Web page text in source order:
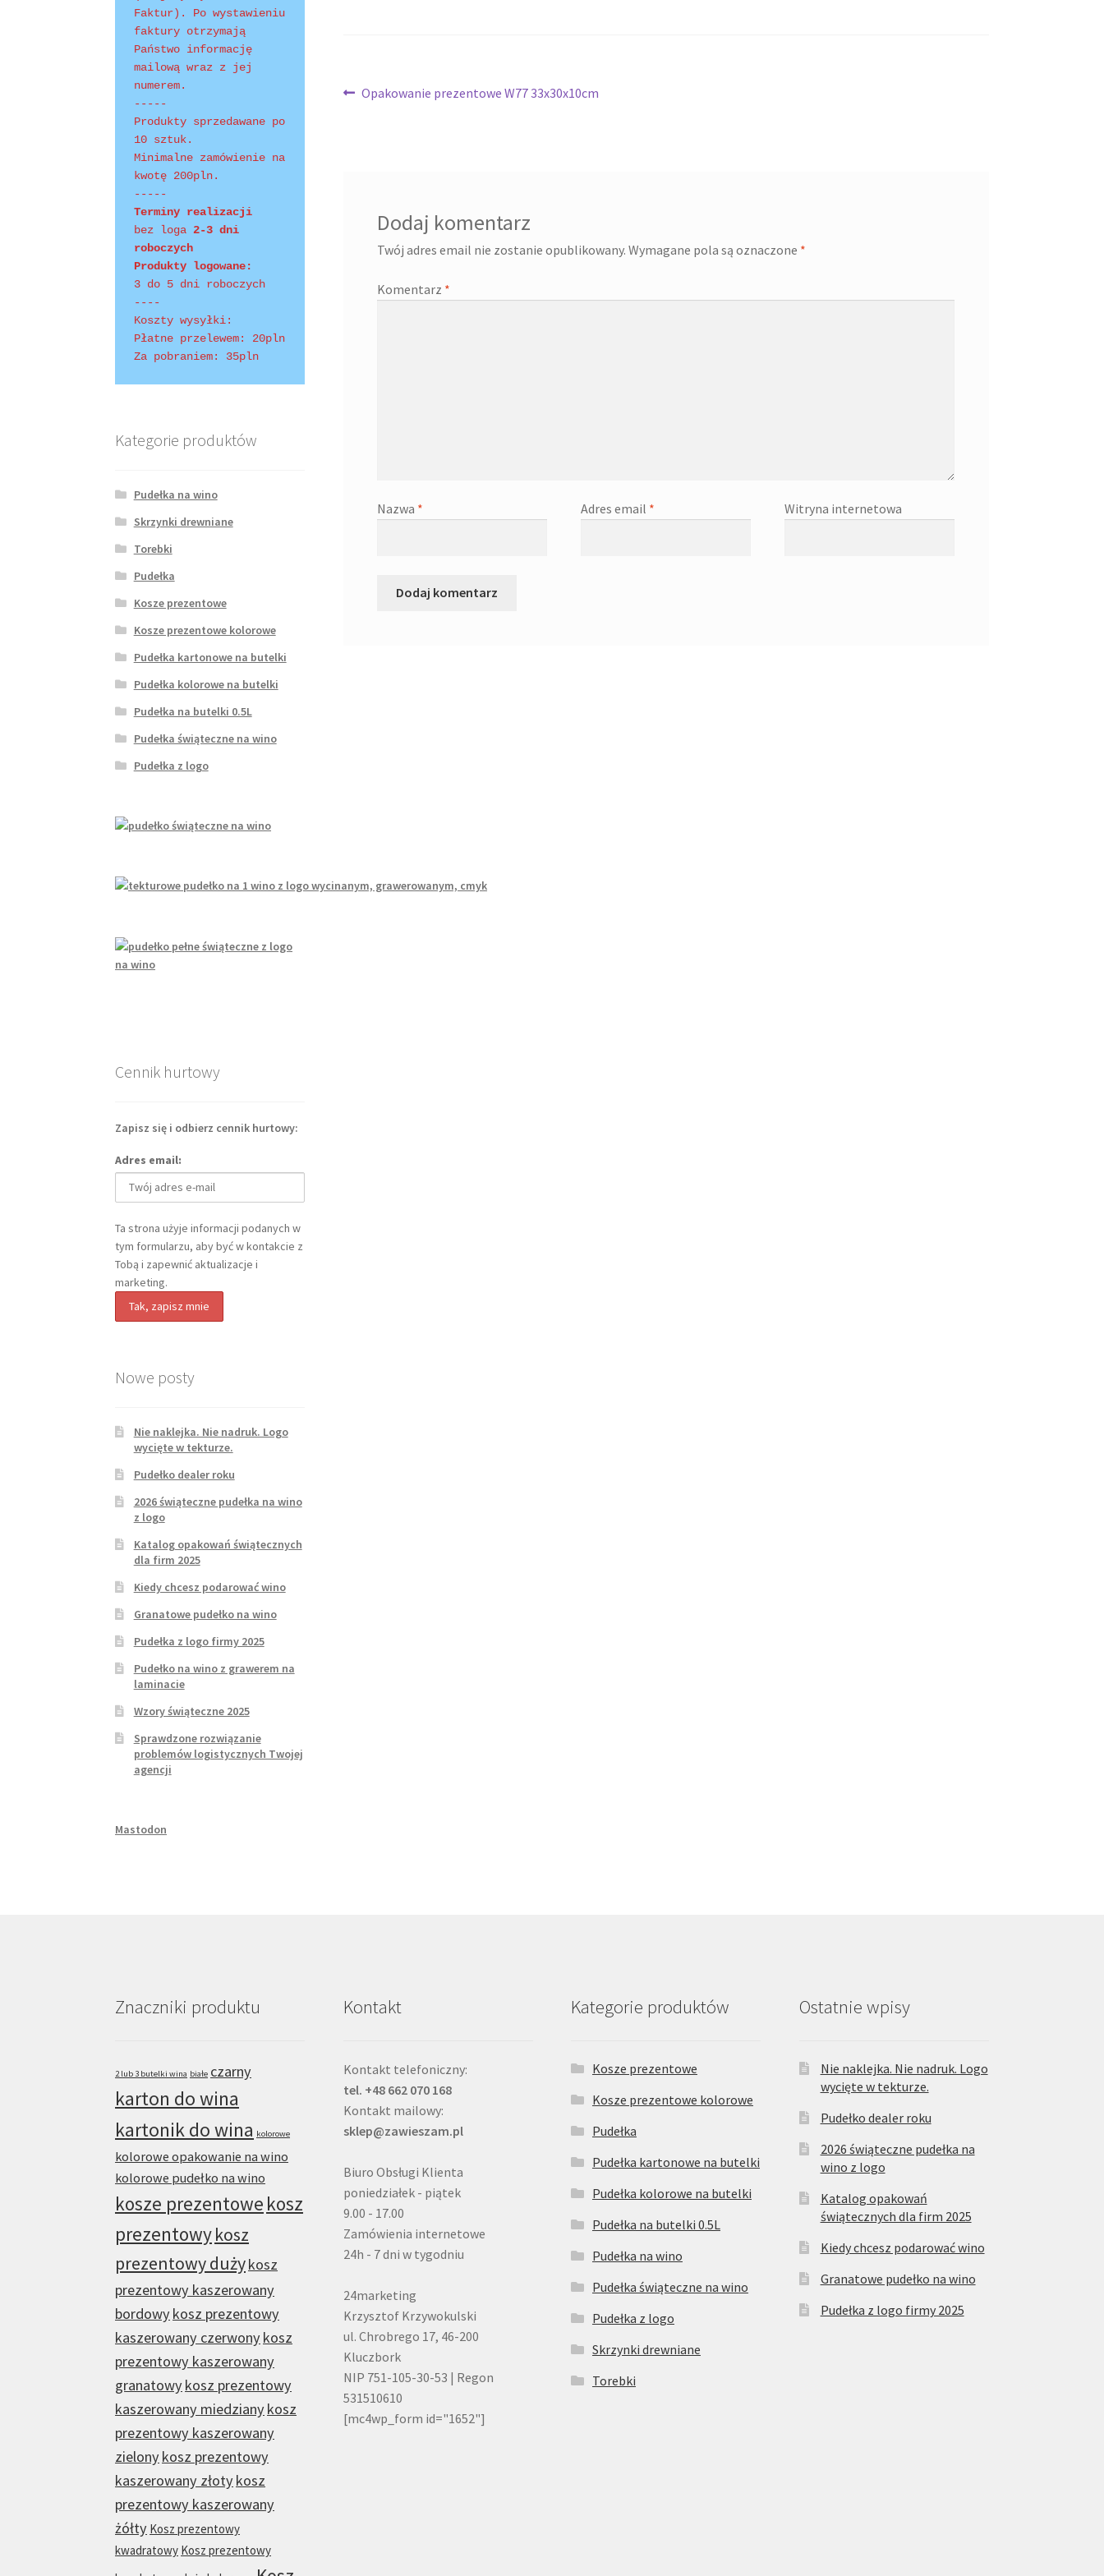
Shopping Tips Terms of Use
Nawigacja
Poprzedni
Opakowanie prezentowe W77 33x30x10cm
Dodaj komentarz
Twój adres email nie zostanie opublikowany. Wymagane pola są oznaczone *
Komentarz *
Nazwa * Adres email * Witryna internetowa
Faktur). Po wystawieniu
faktury otrzymają
Państwo informację
mailową wraz z jej
numerem.
-----
Produkty sprzedawane po
10 sztuk.
Minimalne zamówienie na
kwotę 200pln.
-----
Terminy realizacji
bez loga 2-3 dni
roboczych
Produkty logowane:
3 do 5 dni roboczych
----
Koszty wysyłki:
Płatne przelewem: 20pln
Za pobraniem: 35pln
Kategorie produktów
Pudełka na wino
Skrzynki drewniane
Torebki
Pudełka
Kosze prezentowe
Kosze prezentowe kolorowe
Pudełka kartonowe na butelki
Pudełka kolorowe na butelki
Pudełka na butelki 0.5L
Pudełka świąteczne na wino
Pudełka z logo
Cennik hurtowy
Zapisz się i odbierz cennik hurtowy:
Adres email:
Ta strona użyje informacji podanych w
tym formularzu, aby być w kontakcie z
Tobą i zapewnić aktualizacje i
marketing.
Nowe posty
Nie naklejka. Nie nadruk. Logo
wycięte w tekturze.
Pudełko dealer roku
2026 świąteczne pudełka na wino
z logo
Katalog opakowań świątecznych
dla firm 2025
Kiedy chcesz podarować wino
Granatowe pudełko na wino
Pudełka z logo firmy 2025
Pudełko na wino z grawerem na
laminacie
Wzory świąteczne 2025
Sprawdzone rozwiązanie
problemów logistycznych Twojej
agencji
Mastodon
Znaczniki produktu
2 lub 3 butelki wina białe czarny
karton do wina
kartonik do wina kolorowe
kolorowe opakowanie na wino
kolorowe pudełko na wino
kosze prezentowe kosz
prezentowykosz
prezentowy dużykosz
prezentowy kaszerowany
bordowykosz prezentowy
kaszerowany czerwonykosz
prezentowy kaszerowany
granatowykosz prezentowy
kaszerowany miedzianykosz
prezentowy kaszerowany
zielonykosz prezentowy
kaszerowany złotykosz
prezentowy kaszerowany
żółty Kosz prezentowy
kwadratowy Kosz prezentowy
Kontakt
Kontakt telefoniczny:
tel. +48 662 070 168
Kontakt mailowy:
sklep@zawieszam.pl
Biuro Obsługi Klienta
poniedziałek - piątek
9.00 - 17.00
Zamówienia internetowe
24h - 7 dni w tygodniu
24marketing
Krzysztof Krzywokulski
ul. Chrobrego 17, 46-200
Kluczbork
NIP 751-105-30-53 | Regon
531510610
[mc4wp_form id="1652"]
Kategorie produktów
Kosze prezentowe
Kosze prezentowe kolorowe
Pudełka
Pudełka kartonowe na butelki
Pudełka kolorowe na butelki
Pudełka na butelki 0.5L
Pudełka na wino
Pudełka świąteczne na wino
Pudełka z logo
Skrzynki drewniane
Torebki
Ostatnie wpisy
Nie naklejka. Nie nadruk. Logo
wycięte w tekturze.
Pudełko dealer roku
2026 świąteczne pudełka na
wino z logo
Katalog opakowań
świątecznych dla firm 2025
Kiedy chcesz podarować wino
Granatowe pudełko na wino
Pudełka z logo firmy 2025